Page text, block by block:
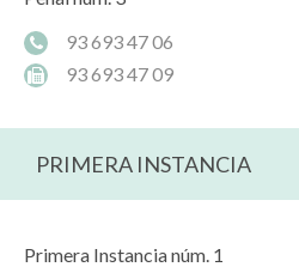
93 693 47 06
93 693 47 09
PRIMERA INSTANCIA
Primera Instancia núm. 1